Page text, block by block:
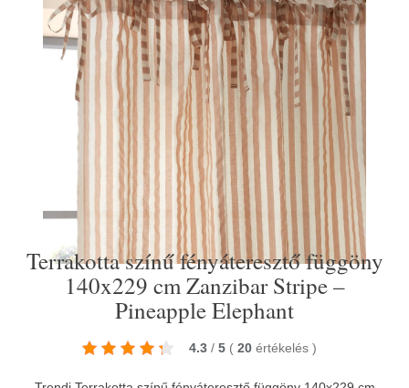
Terrakotta színű fényáteresztő függöny
140x229 cm Zanzibar Stripe –
Pineapple Elephant
4.3 / 5 ( 20 értékelés )